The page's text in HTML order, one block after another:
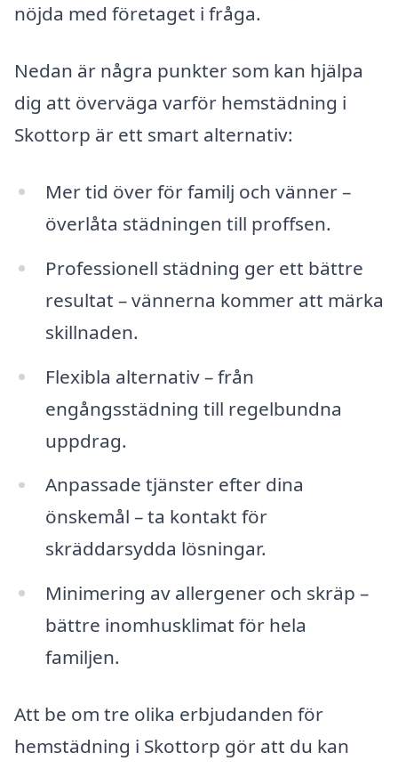
nöjda med företaget i fråga.
Nedan är några punkter som kan hjälpa
dig att överväga varför hemstädning i
Skottorp är ett smart alternativ:
Mer tid över för familj och vänner –
överlåta städningen till proffsen.
Professionell städning ger ett bättre
resultat – vännerna kommer att märka
skillnaden.
Flexibla alternativ – från
engångsstädning till regelbundna
uppdrag.
Anpassade tjänster efter dina
önskemål – ta kontakt för
skräddarsydda lösningar.
Minimering av allergener och skräp –
bättre inomhusklimat för hela
familjen.
Att be om tre olika erbjudanden för
hemstädning i Skottorp gör att du kan